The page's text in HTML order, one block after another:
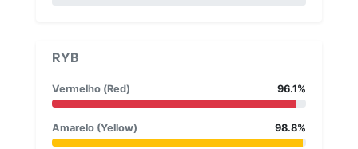
RYB
Vermelho (Red) 96.1%
Amarelo (Yellow) 98.8%